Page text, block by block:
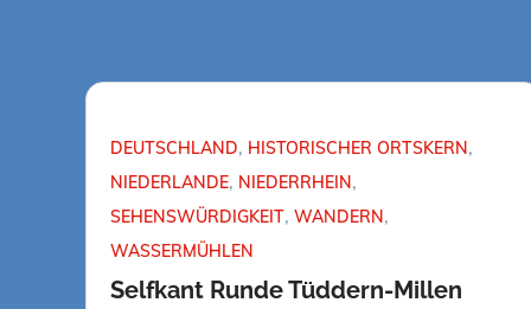
DEUTSCHLAND HISTORISCHER ORTSKERN
NIEDERLANDE NIEDERRHEIN
SEHENSWÜRDIGKEIT WANDERN
WASSERMÜHLEN
Selfkant Runde Tüddern-Millen